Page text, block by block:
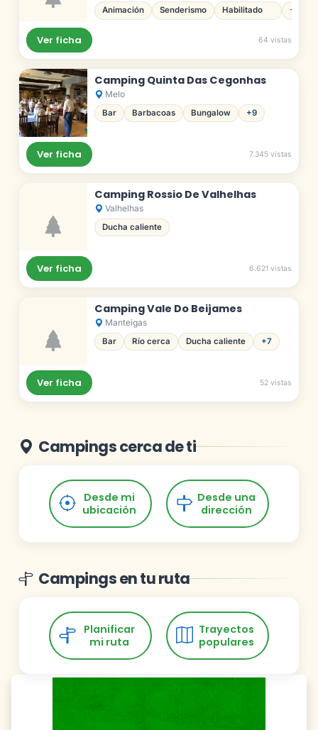
Animación Senderismo
Habilitado
para
+4
Ver ficha 64 vistas
Camping Quinta Das Cegonhas
Melo
Bar Barbacoas Bungalow +9
Ver ficha 7.345 vistas
Camping Rossio De Valhelhas
Valhelhas
Ducha caliente
Ver ficha 6.621 vistas
Camping Vale Do Beijames
Manteigas
Bar Río cerca Ducha caliente +7
Ver ficha 52 vistas
Campings cerca de ti
Desde mi
ubicación
Desde una
dirección
Campings en tu ruta
Planificar
mi ruta
Trayectos
populares